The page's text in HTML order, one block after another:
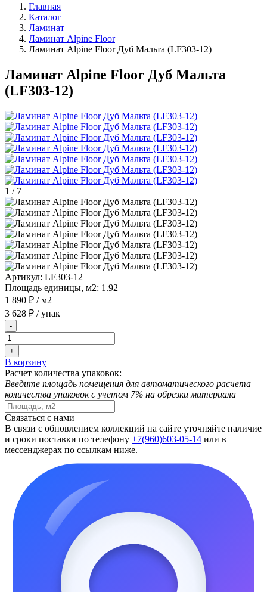
Главная
Каталог
Ламинат
Ламинат Alpine Floor
Ламинат Alpine Floor Дуб Мальта (LF303-12)
Ламинат Alpine Floor Дуб Мальта
(LF303-12)
1 / 7
Артикул: LF303-12
Площадь единицы, м2: 1.92
1 890 ₽ / м2
3 628 ₽ / упак
-
+
В корзину
Расчет количества упаковок:
Введите площадь помещения для автоматического расчета
количества упаковок с учетом 7% на обрезки материала
Связаться с нами
В связи с обновлением коллекций на сайте уточняйте наличие
и сроки поставки по телефону +7(960)603-05-14 или в
мессенджерах по ссылкам ниже.